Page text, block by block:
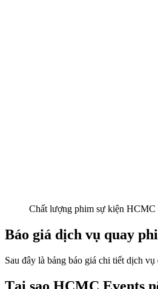
Chất lượng phim sự kiện HCMC
Báo giá dịch vụ quay
Sau đây là bảng báo giá chi tiết dịch
Tại sao HCMC Events